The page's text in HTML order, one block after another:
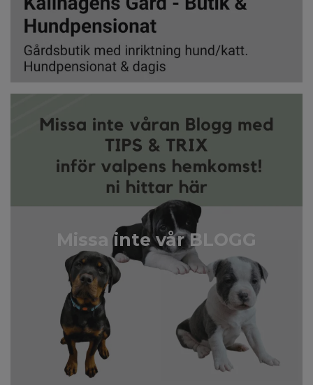
Missa inte vår BLOGG